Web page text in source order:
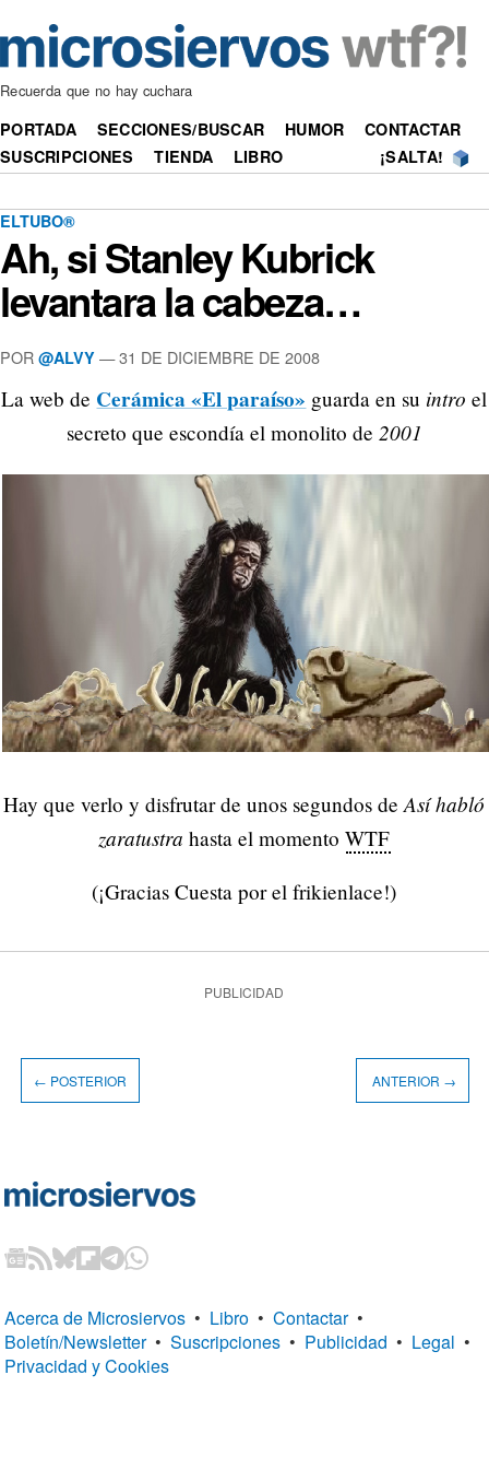
Recuerda que no hay cuchara
PORTADA SECCIONES/BUSCAR HUMOR
CONTACTAR
SUSCRIPCIONES
TIENDA LIBRO ¡SALTA!
ELTUBO®
Ah, si Stanley Kubrick
levantara la cabeza…
POR @ALVY —31 DE DICIEMBRE DE 2008
La web de Cerámica «El paraíso» guarda en su intro el
secreto que escondía el monolito de 2001
Hay que verlo y disfrutar de unos segundos deAsí habló
zaratustra hasta el momentoWTF
(¡Gracias Cuesta por el frikienlace!)
PUBLICIDAD
← POSTERIOR ANTERIOR →
Acerca de Microsiervos • Libro • Contactar •
Boletín/Newsletter • Suscripciones • Publicidad • Legal •
Privacidad y Cookies